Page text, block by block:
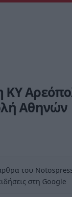
ΚΥ
Αθηνών
του
στη Google